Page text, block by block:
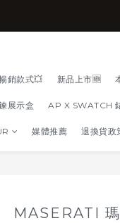
銷款式💥 新品上市🆕
展示盒 AP X SWATCH
媒體推薦 退換貨政
MASERATI